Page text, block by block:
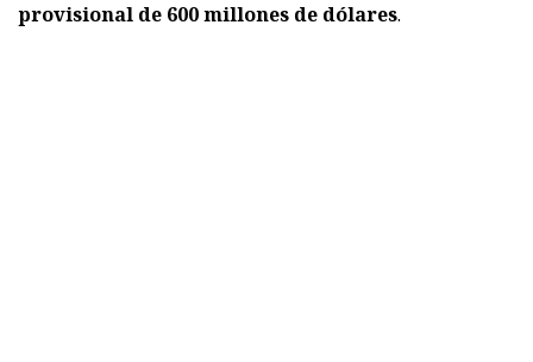
provisional de 600 millones de dólares.